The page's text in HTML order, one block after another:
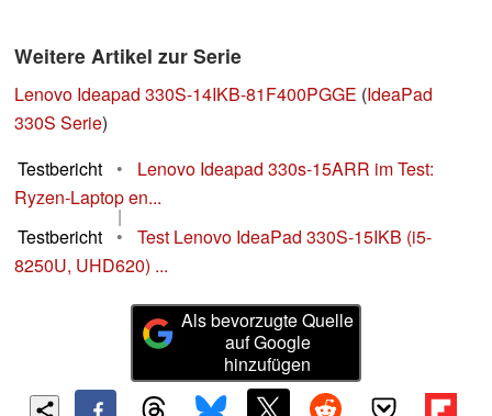
Weitere Artikel zur Serie
Lenovo Ideapad 330S-14IKB-81F400PGGE (IdeaPad
330S Serie)
Testbericht
•
Lenovo Ideapad 330s-15ARR im Test:
Ryzen-Laptop en...
|
Testbericht
•
Test Lenovo IdeaPad 330S-15IKB (i5-
8250U, UHD620) ...
Als bevorzugte Quelle
auf Google
hinzufügen